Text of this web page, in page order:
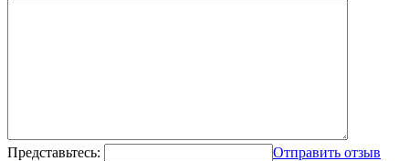
Представьтесь:
Отправить отзыв